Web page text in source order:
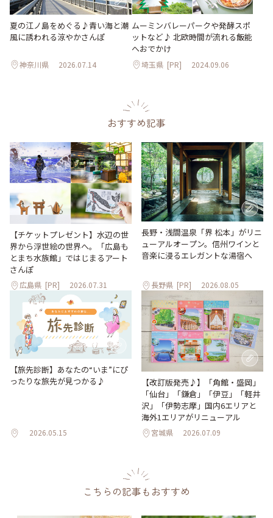
夏の江ノ島をめぐる♪青い海と潮
風に誘われる涼やかさんぽ
神奈川県 2026.07.14
ムーミンバレーパークや発酵スポ
ットなど♪ 北欧時間が流れる飯能
へおでかけ
埼玉県 [PR] 2024.09.06
おすすめ記事
【チケットプレゼント】水辺の世
界から浮世絵の世界へ。「広島も
とまち水族館」ではじまるアート
さんぽ
広島県 [PR] 2026.07.31
長野・浅間温泉「界 松本」がリニ
ューアルオープン。信州ワインと
音楽に浸るエレガントな湯宿へ
長野県 [PR] 2026.08.05
【旅先診断】あなたの“いま”にぴ
ったりな旅先が見つかる♪
2026.05.15
【改訂版発売♪】「角館・盛岡」
「仙台」「鎌倉」「伊豆」「軽井
沢」「伊勢志摩」国内6エリアと
海外1エリアがリニューアル
宮城県 2026.07.09
こちらの記事もおすすめ